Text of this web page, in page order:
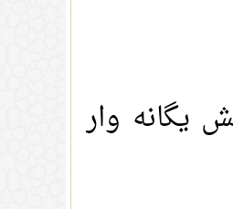
یگانه وار